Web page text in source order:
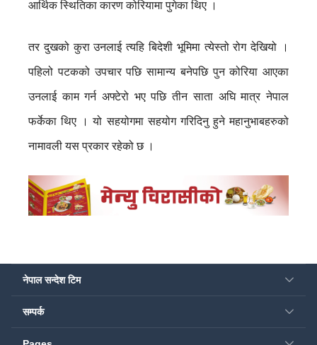
आर्थिक स्थितिका कारण कोरियामा पुगेका थिए ।
तर दुखको कुरा उनलाई त्यहि बिदेशी भूमिमा त्येस्तो रोग देखियो ।
पहिलो पटकको उपचार पछि सामान्य बनेपछि पुन कोरिया आएका
उनलाई काम गर्न अफ्टेरो भए पछि तीन साता अघि मात्र नेपाल
फर्केका थिए । यो सहयोगमा सहयोग गरिदिनु हुने महानुभाबहरुको
नामावली यस प्रकार रहेको छ ।
नेपाल सन्देश टिम
सम्पर्क